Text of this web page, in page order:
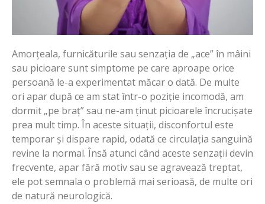
Amorțeala, furnicăturile sau senzația de „ace” în mâini
sau picioare sunt simptome pe care aproape orice
persoană le-a experimentat măcar o dată. De multe
ori apar după ce am stat într-o poziție incomodă, am
dormit „pe braț” sau ne-am ținut picioarele încrucișate
prea mult timp. În aceste situații, disconfortul este
temporar și dispare rapid, odată ce circulația sanguină
revine la normal. Însă atunci când aceste senzații devin
frecvente, apar fără motiv sau se agravează treptat,
ele pot semnala o problemă mai serioasă, de multe ori
de natură neurologică.